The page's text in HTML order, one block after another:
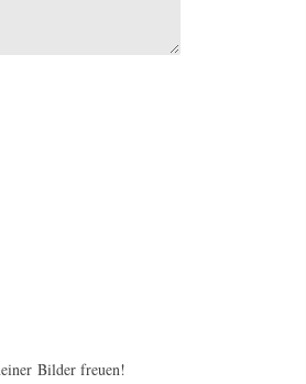
Bilder freuen!